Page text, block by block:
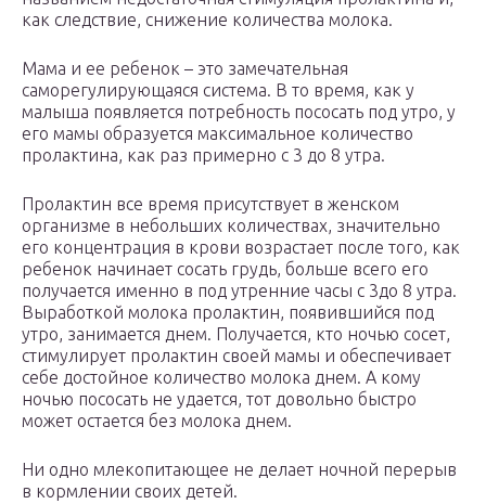
как следствие, снижение количества молока.
Мама и ее ребенок – это замечательная
саморегулирующаяся система. В то время, как у
малыша появляется потребность пососать под утро, у
его мамы образуется максимальное количество
пролактина, как раз примерно с 3 до 8 утра.
Пролактин все время присутствует в женском
организме в небольших количествах, значительно
его концентрация в крови возрастает после того, как
ребенок начинает сосать грудь, больше всего его
получается именно в под утренние часы с 3до 8 утра.
Выработкой молока пролактин, появившийся под
утро, занимается днем. Получается, кто ночью сосет,
стимулирует пролактин своей мамы и обеспечивает
себе достойное количество молока днем. А кому
ночью пососать не удается, тот довольно быстро
может остается без молока днем.
Ни одно млекопитающее не делает ночной перерыв
в кормлении своих детей.